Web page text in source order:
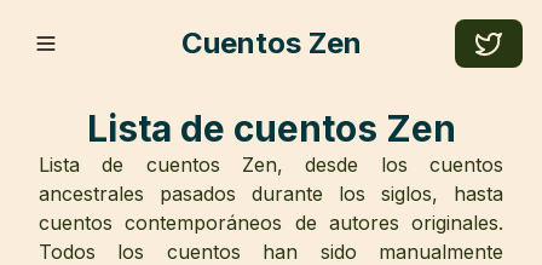
Cuentos Zen
Lista de cuentos Zen
Lista de cuentos Zen, desde los cuentos
ancestrales pasados durante los siglos, hasta
cuentos contemporáneos de autores originales.
Todos los cuentos han sido manualmente